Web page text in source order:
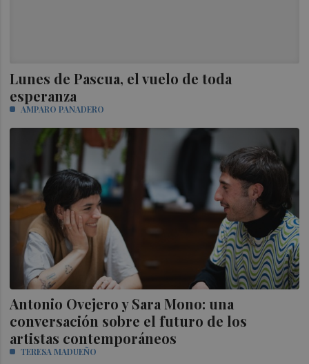
Lunes de Pascua, el vuelo de toda
esperanza
AMPARO PANADERO
Antonio Ovejero y Sara Mono: una
conversación sobre el futuro de los
artistas contemporáneos
TERESA MADUEÑO